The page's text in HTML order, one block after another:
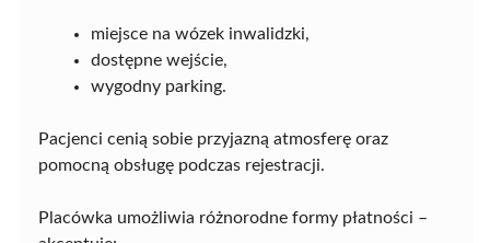
miejsce na wózek inwalidzki,
dostępne wejście,
wygodny parking.
Pacjenci cenią sobie przyjazną atmosferę oraz
pomocną obsługę podczas rejestracji.
Placówka umożliwia różnorodne formy płatności –